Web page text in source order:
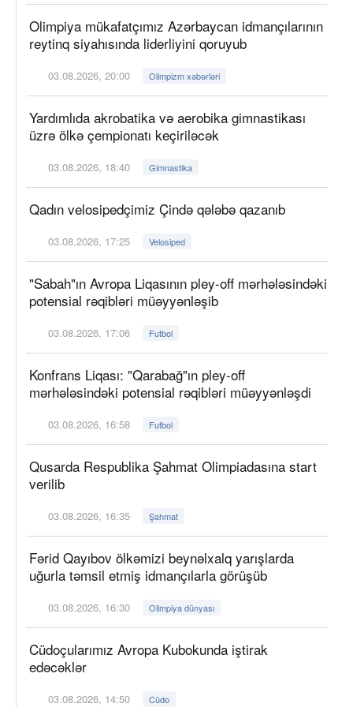
Olimpiya mükafatçımız Azərbaycan idmançılarının
reytinq siyahısında liderliyini qoruyub
03.08.2026, 20:00 Olimpizm xəbərləri
Yardımlıda akrobatika və aerobika gimnastikası
üzrə ölkə çempionatı keçiriləcək
03.08.2026, 18:40 Gimnastika
Qadın velosipedçimiz Çində qələbə qazanıb
03.08.2026, 17:25 Velosiped
"Sabah"ın Avropa Liqasının pley-off mərhələsindəki
potensial rəqibləri müəyyənləşib
03.08.2026, 17:06 Futbol
Konfrans Liqası: "Qarabağ"ın pley-off
mərhələsindəki potensial rəqibləri müəyyənləşdi
03.08.2026, 16:58 Futbol
Qusarda Respublika Şahmat Olimpiadasına start
verilib
03.08.2026, 16:35 Şahmat
Fərid Qayıbov ölkəmizi beynəlxalq yarışlarda
uğurla təmsil etmiş idmançılarla görüşüb
03.08.2026, 16:30 Olimpiya dünyası
Cüdoçularımız Avropa Kubokunda iştirak
edəcəklər
03.08.2026, 14:50 Cüdo